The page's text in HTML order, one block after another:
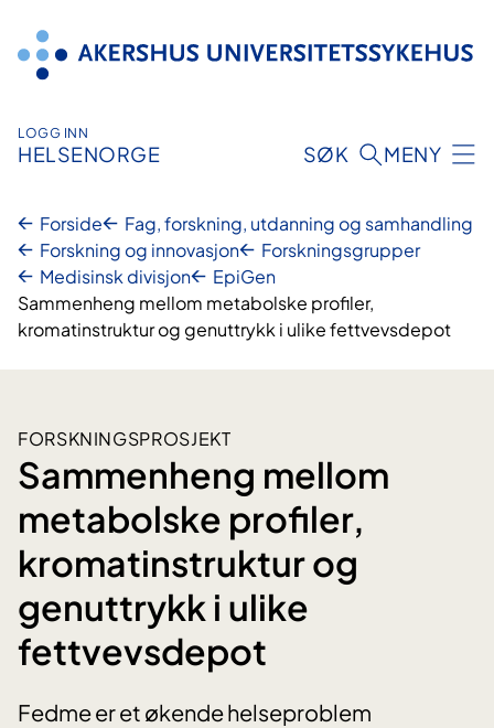
innhold
LOGG INN
HELSENORGE SØK MENY
Forside
Fag, forskning, utdanning og samhandling
Forskning og innovasjon
Forskningsgrupper
Medisinsk divisjon
EpiGen
Sammenheng mellom metabolske profiler,
kromatinstruktur og genuttrykk i ulike fettvevsdepot
FORSKNINGSPROSJEKT
Sammenheng mellom
metabolske profiler,
kromatinstruktur og
genuttrykk i ulike
fettvevsdepot
Fedme er et økende helseproblem